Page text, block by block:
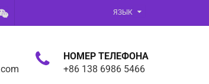
ЯЗЫК
НОМЕР ТЕЛЕФОНА
+86 138 6986 5466